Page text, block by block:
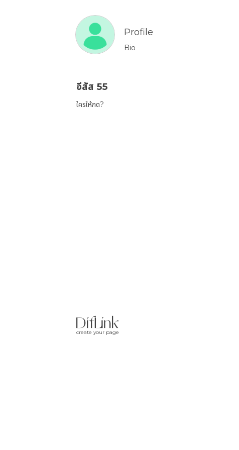
Profile
Bio
อีสัส 55
ใครให้กด?
create your page